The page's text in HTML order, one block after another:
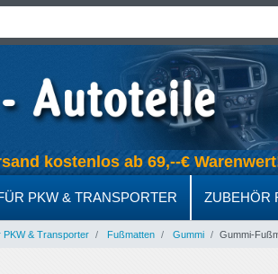
kostenlos ab 69,--€
PKW & TRANSPORTER ZUBEHÖR
PKW & Transporter Fußmatten Gummi Gummi-